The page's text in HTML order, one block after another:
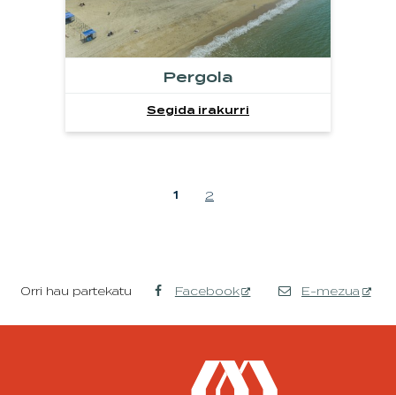
Pergola
Segida irakurri
1 2
Orri hau partekatu Facebook E-mezua